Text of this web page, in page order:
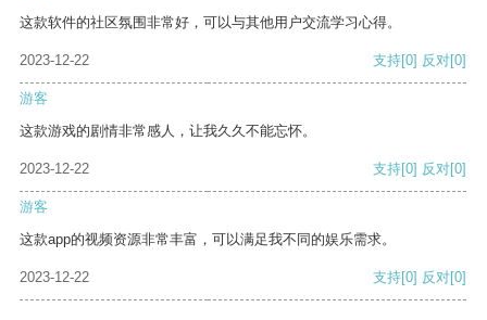
这款软件的社区氛围非常好，可以与其他用户交流学习心得。
2023-12-22 支持[0] 反对[0]
游客
这款游戏的剧情非常感人，让我久久不能忘怀。
2023-12-22 支持[0] 反对[0]
游客
这款app的视频资源非常丰富，可以满足我不同的娱乐需求。
2023-12-22 支持[0] 反对[0]